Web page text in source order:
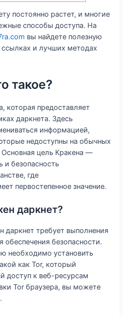
постоянно растет, и многие
способы доступа. На
вы найдете полезную
и лучших методах
такое?
которая предоставляет
даркнета. Здесь
информацией,
недоступны на обычных
цель Кракена —
и безопасность
где
первостепенное значение.
даркнет?
даркнет требует выполнения
безопасности.
необходимо установить
как Tor, который
доступ к веб-ресурсам
Tor браузера, вы можете